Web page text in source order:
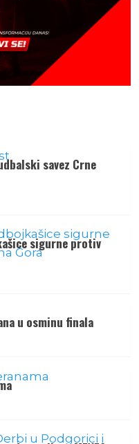
savez Crne
sigurne protiv
u osminu finala